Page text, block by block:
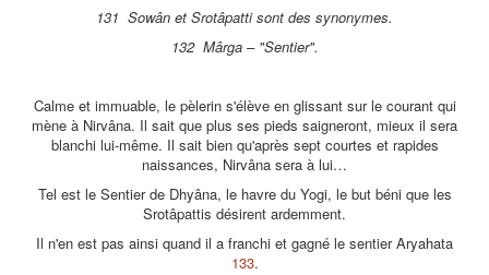
131 Sowân et Srotâpatti sont des synonymes.
132 Mârga – "Sentier".
Calme et immuable, le pèlerin s'élève en glissant sur le courant qui
mène à Nirvâna. Il sait que plus ses pieds saigneront, mieux il sera
blanchi lui-même. Il sait bien qu'après sept courtes et rapides
naissances, Nirvâna sera à lui…
Tel est le Sentier de Dhyâna, le havre du Yogi, le but béni que les
Srotâpattis désirent ardemment.
Il n'en est pas ainsi quand il a franchi et gagné le sentier Aryahata
133.